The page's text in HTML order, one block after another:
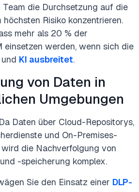
Team die Durchsetzung auf die
Risiko konzentrieren.
mehr als 20 % der
einsetzen werden, wenn sich die
KI ausbreitet.
von Daten in
Umgebungen
Da Daten über Cloud-Repositorys,
und On-Premises-
die Nachverfolgung von
-speicherung komplex.
Sie den Einsatz einer DLP-